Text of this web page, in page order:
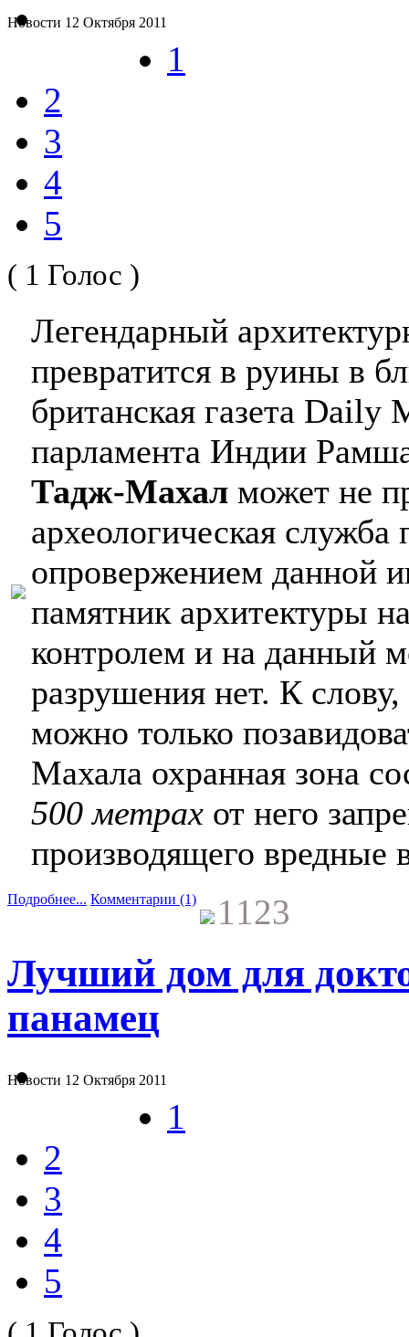
Новости 12 Октября 2011
1
2
3
4
5
( 1 Голос )
Легендарный
превратится в руины в
британская газета Daily
парламента Индии
Тадж-Махал может не
археологическая
опровержением данной
памятник архитектуры
контролем и на данный
разрушения нет. К
можно только
Махала охранная зона
500 метрах от него
производящего вредные
Подробнее... Комментарии (1) 1123
Лучший дом для
панамец
Новости 12 Октября 2011
1
2
3
4
5